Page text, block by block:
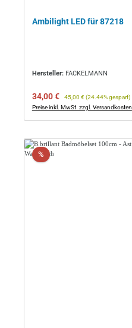
Ambilight LED für 87218
Hersteller: FACKELMANN
Verkaufspreis:
34,00 € Regulärer Preis:
45,00 € (24.44% gespart)
Preise inkl. MwSt. zzgl. Versandkosten
%Rabatt